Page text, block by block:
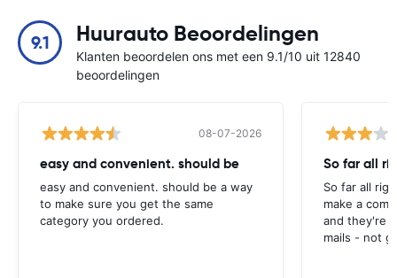
9.1 Huurauto Beoordelingen
Klanten beoordelen ons met een 9.1/10 uit 12840
beoordelingen
08-07-2026
easy and convenient. should be
easy and convenient. should be a way
to make sure you get the same
category you ordered.
So far all
So far all
make a
and they're
mails - not